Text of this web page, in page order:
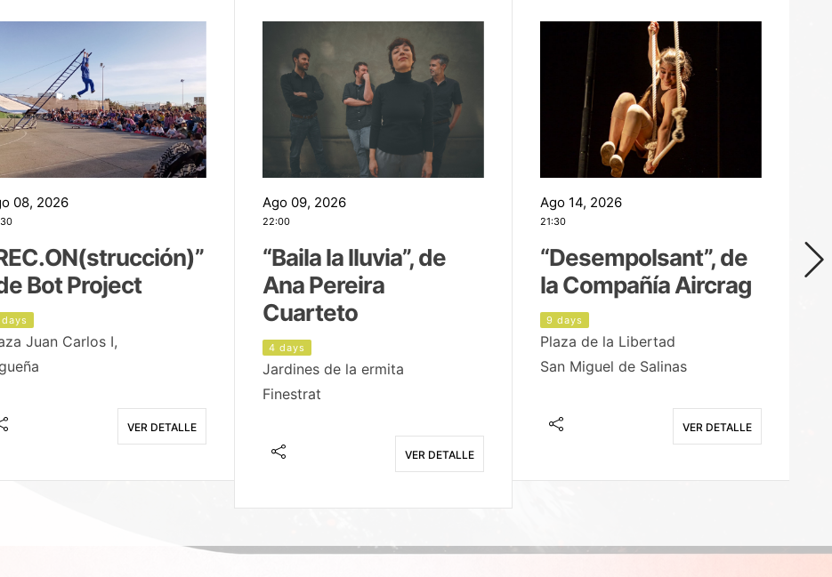
08, 2026
Bot Project
Juan Carlos I,
VER DETALLE
Ago 09, 2026
22:00
“Baila la lluvia”, de
Ana Pereira
Cuarteto
4 days
Jardines de la ermita
Finestrat
VER DETALLE
Ago 14, 2026
21:30
“Desempolsant”, de
la Compañía Aircrag
9 days
Plaza de la Libertad
San Miguel de Salinas
VER DETALLE